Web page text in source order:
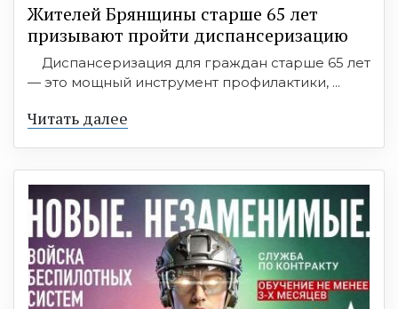
Жителей Брянщины старше 65 лет
призывают пройти диспансеризацию
Диспансеризация для граждан старше 65 лет
— это мощный инструмент профилактики, ...
Читать далее